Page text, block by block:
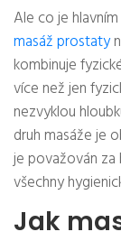
Ale co je
masáž prostaty
kombinuje
více než jen
nezvyklou
druh masáže je
je považován
všechny
Jak